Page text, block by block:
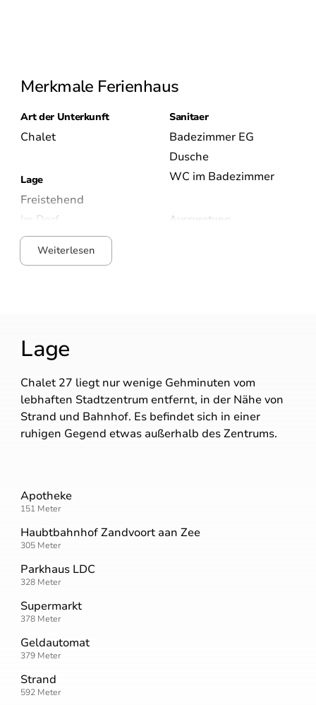
Merkmale Ferienhaus
Art der Unterkunft
Chalet
Lage
Freistehend
Im Dorf
Bei Privateigentümer
Erdgeschoss
Allgemein
Haustier frei
Schlafzimmer im EG
Nichtraucher
WiFi (privat)
Sanitaer
Badezimmer EG
Dusche
WC im Badezimmer
Ausruestung
Draussen
Garten
Terrasse
Weiterlesen
Lage
Chalet 27 liegt nur wenige Gehminuten vom
lebhaften Stadtzentrum entfernt, in der Nähe von
Strand und Bahnhof. Es befindet sich in einer
ruhigen Gegend etwas außerhalb des Zentrums.
Apotheke
151 Meter
Haubtbahnhof Zandvoort aan Zee
305 Meter
Parkhaus LDC
328 Meter
Supermarkt
378 Meter
Geldautomat
379 Meter
Strand
592 Meter